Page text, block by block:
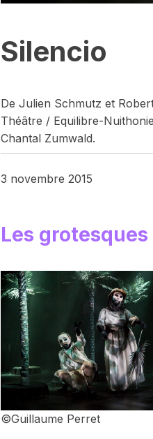
Silencio
De Julien Schmutz et
Théâtre / Equilibre-
Chantal Zumwald.
3 novembre 2015
Les
©Guillaume Perret